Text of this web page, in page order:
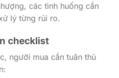
các tình huống cần
lý từng rủi ro.
checklist
người mua cần tuân thủ